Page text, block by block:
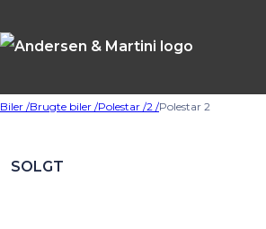
Biler /Brugte biler /Polestar /2 /Polestar 2
SOLGT